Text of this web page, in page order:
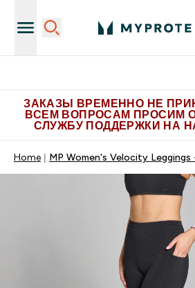
ЗАКАЗЫ ВРЕМЕННО НЕ
ВСЕМ ВОПРОСАМ ПРОСИМ
СЛУЖБУ ПОДДЕРЖКИ НА
Home MP Women's Velocity Leggings